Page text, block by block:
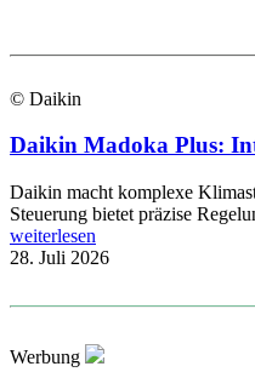
© Daikin
Daikin Madoka Plus:
Daikin macht komplexe
Steuerung bietet präzise
weiterlesen
28. Juli 2026
Werbung